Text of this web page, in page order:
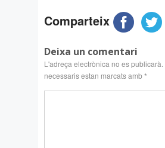
Comparteix
Deixa un comentari
L'adreça electrònica no es publicarà.
necessaris estan marcats amb*